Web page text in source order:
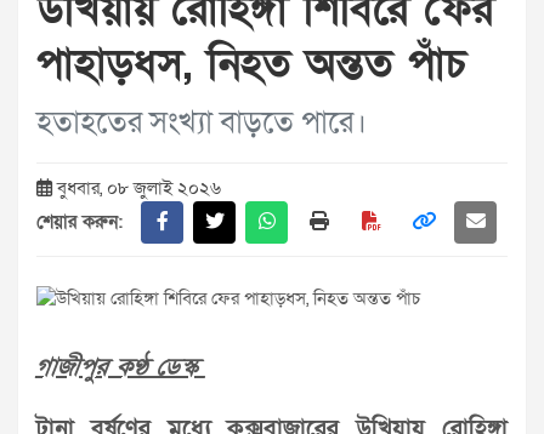
পাহাড়ধস, নিহত অন্তত পাঁচ
হতাহতের সংখ্যা বাড়তে পারে।
বুধবার, ০৮ জুলাই ২০২৬
শেয়ার করুন:
গাজীপুর কণ্ঠ ডেস্ক